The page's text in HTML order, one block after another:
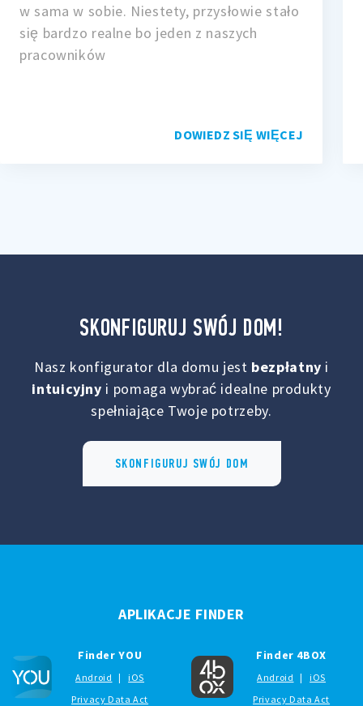
w sama w sobie. Niestety, przysłowie stało
się bardzo realne bo jeden z naszych
pracowników
DOWIEDZ SIĘ WIĘCEJ
SKONFIGURUJ SWÓJ DOM!
Nasz konfigurator dla domu jest bezpłatny i
intuicyjny i pomaga wybrać idealne produkty
spełniające Twoje potrzeby.
SKONFIGURUJ SWÓJ DOM
APLIKACJE FINDER
Finder YOU
Android |
iOS
Privacy Data Act
Finder 4BOX
Android |
iOS
Privacy Data Act